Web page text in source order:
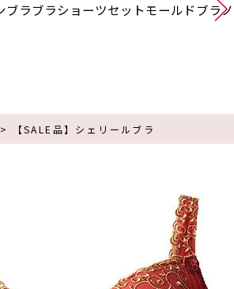
ブラブラショーツセットモールドブラ
【SALE品】シェリールブラ